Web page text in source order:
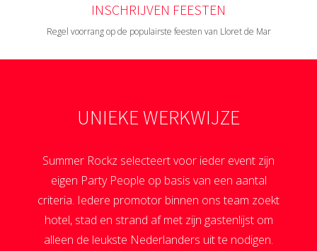
INSCHRIJVEN FEESTEN
Regel voorrang op de populairste feesten van Lloret de Mar
UNIEKE WERKWIJZE
Summer Rockz selecteert voor ieder event zijn
eigen Party People op basis van een aantal
criteria. Iedere promotor binnen ons team zoekt
hotel, stad en strand af met zijn gastenlijst om
alleen de leukste Nederlanders uit te nodigen.